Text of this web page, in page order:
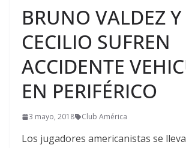
BRUNO VALDEZ Y
CECILIO SUFREN
ACCIDENTE
EN PERIFÉRICO
3 mayo, 2018 Club América
Los jugadores americanistas se